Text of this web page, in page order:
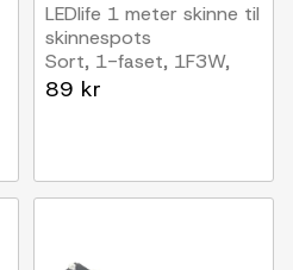
LEDlife 1 meter skinne til
skinnespots
Sort, 1-faset, 1F3W,
komplet med tilslutning
89 kr